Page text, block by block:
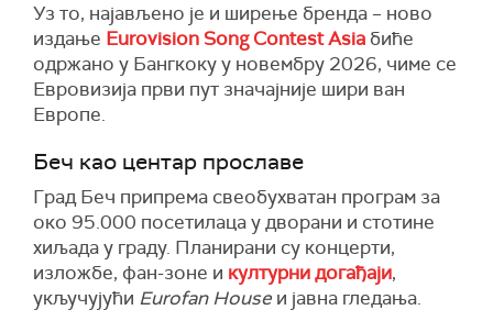
Уз то, најављено је и ширење бренда – ново
издање Eurovision Song Contest Asia биће
одржано у Бангкоку у новембру 2026, чиме се
Евровизија први пут значајније шири ван
Европе.
Беч као центар прославе
Град Беч припрема свеобухватан програм за
око 95.000 посетилаца у дворани и стотине
хиљада у граду. Планирани су концерти,
изложбе, фан-зоне и културни догађаји,
укључујући Eurofan Houseи јавна гледања.